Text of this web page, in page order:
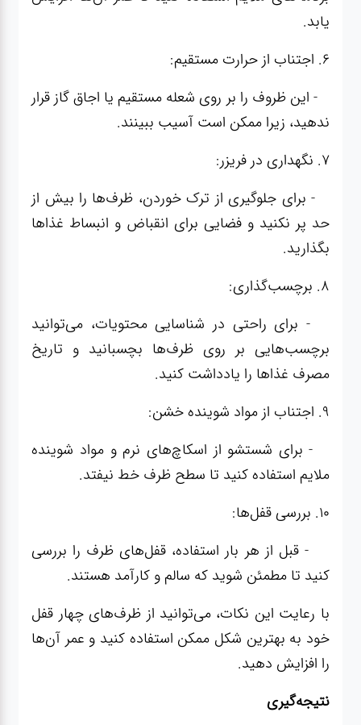
یابد.
6. اجتناب از حرارت مستقیم:
- این ظروف را بر روی شعله مستقیم یا اجاق گاز قرار
ندهید، زیرا ممکن است آسیب ببینند.
7. نگهداری در فریزر:
- برای جلوگیری از ترک خوردن، ظرف‌ها را بیش از
حد پر نکنید و فضایی برای انقباض و انبساط غذاها
بگذارید.
8. برچسب‌گذاری:
- برای راحتی در شناسایی محتویات، می‌توانید
برچسب‌هایی بر روی ظرف‌ها بچسبانید و تاریخ
مصرف غذاها را یادداشت کنید.
9. اجتناب از مواد شوینده خشن:
- برای شستشو از اسکاچ‌های نرم و مواد شوینده
ملایم استفاده کنید تا سطح ظرف خط نیفتد.
10. بررسی قفل‌ها:
- قبل از هر بار استفاده، قفل‌های ظرف را بررسی
کنید تا مطمئن شوید که سالم و کارآمد هستند.
با رعایت این نکات، می‌توانید از ظرف‌های چهار قفل
خود به بهترین شکل ممکن استفاده کنید و عمر آن‌ها
را افزایش دهید.
نتیجه‌گیری